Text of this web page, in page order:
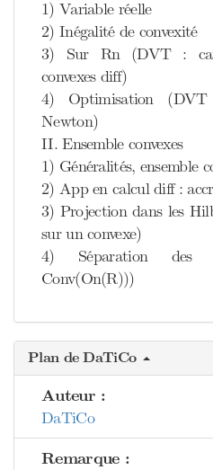
1) Variable réelle
2) Inégalité de convexité
3) Sur Rn (DVT :
convexes diff)
4) Optimisation
Newton)
II. Ensemble convexes
1) Généralités, ensemble
2) App en calcul diff :
3) Projection dans les
sur un convexe)
4) Séparation des
Conv(On(R)))
Plan de DaTiCo
Auteur :
DaTiCo
Remarque :